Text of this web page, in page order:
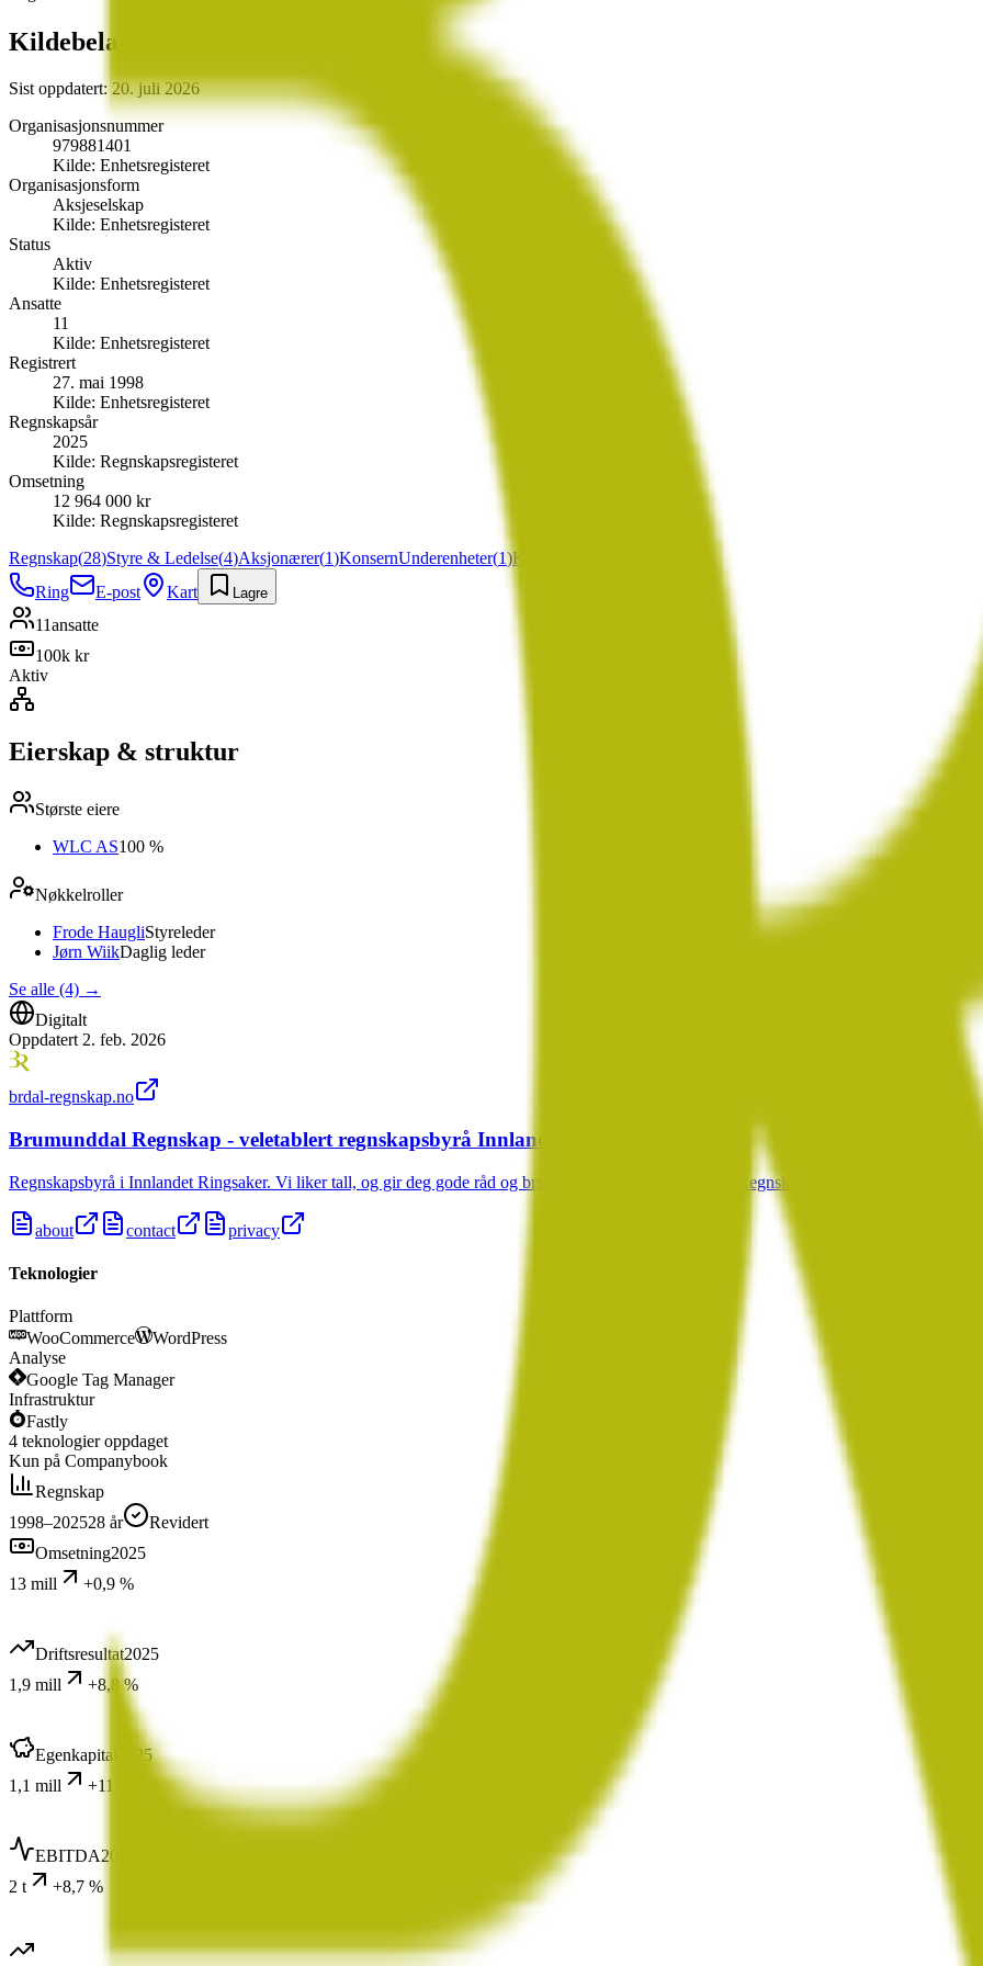
Kildebelagte fakta
Sist oppdatert:20. juli 2026
Organisasjonsnummer
979881401
Kilde: Enhetsregisteret
Organisasjonsform
Aksjeselskap
Kilde: Enhetsregisteret
Status
Aktiv
Kilde: Enhetsregisteret
Ansatte
11
Kilde: Enhetsregisteret
Registrert
27. mai 1998
Kilde: Enhetsregisteret
Regnskapsår
2025
Kilde: Regnskapsregisteret
Omsetning
12 964 000 kr
Kilde: Regnskapsregisteret
Regnskap(28)Styre & Ledelse(4)Aksjonærer(1)KonsernUnderenheter(1)Kunder
Ring
E-post Kart Lagre
11ansatte
100k kr
Aktiv
Eierskap & struktur
Største eiere
WLC AS100 %
Nøkkelroller
Frode HaugliStyreleder
Jørn WiikDaglig leder
Se alle (4) →
Digitalt
Oppdatert 2. feb. 2026
brdal-regnskap.no
Brumunddal Regnskap - veletablert regnskapsbyrå Innlandet
Regnskapsbyrå i Innlandet Ringsaker. Vi liker tall, og gir deg gode råd og bra service for din virksomhet. Regnskap, etablering og
about contact privacy
Teknologier
Plattform
WooCommerce
WordPress
Analyse
Google Tag Manager
Infrastruktur
Fastly
4 teknologier oppdaget
Kun på Companybook
Regnskap
1998–202528 år
Revidert
Omsetning2025
13 mill
+0,9 %
Driftsresultat2025
1,9 mill
+8,8 %
Egenkapital
2025
1,1 mill
+11,0 %
EBITDA2025
2 t
+8,7 %